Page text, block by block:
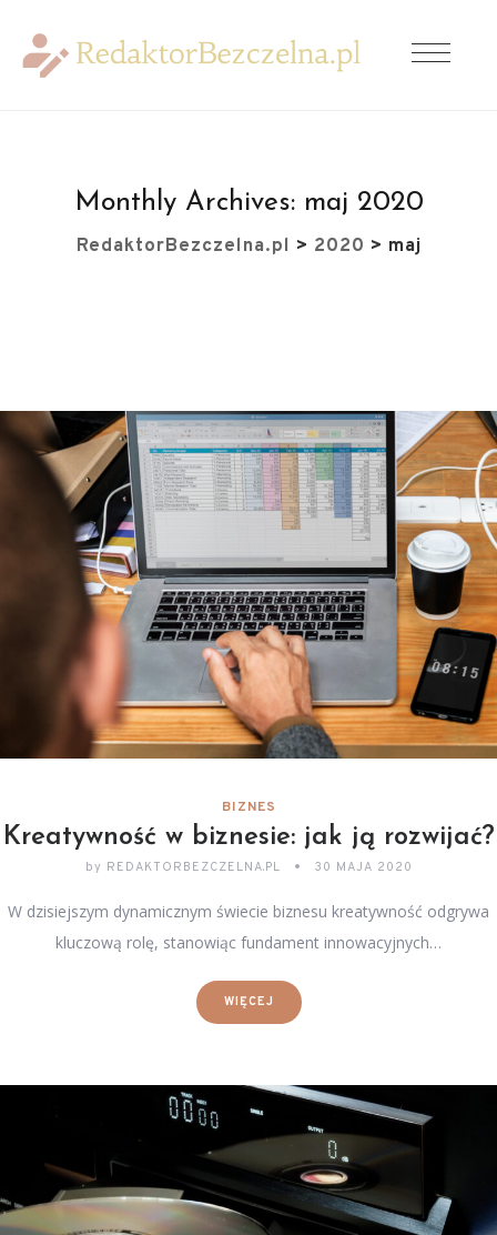
Monthly Archives: maj 2020
RedaktorBezczelna.pl > 2020 > maj
BIZNES
Kreatywność w biznesie: jak ją rozwijać?
by REDAKTORBEZCZELNA.PL 30 MAJA 2020
W dzisiejszym dynamicznym świecie biznesu kreatywność odgrywa
kluczową rolę, stanowiąc fundament innowacyjnych…
WIĘCEJ